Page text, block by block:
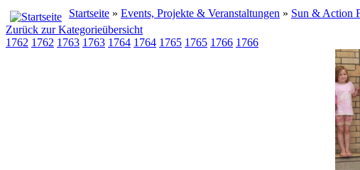
Startseite » Events, Projekte & Veranstaltungen » Sun & Action
Zurück zur Kategorieübersicht
1762 1762 1763 1763 1764 1764 1765 1765 1766 1766